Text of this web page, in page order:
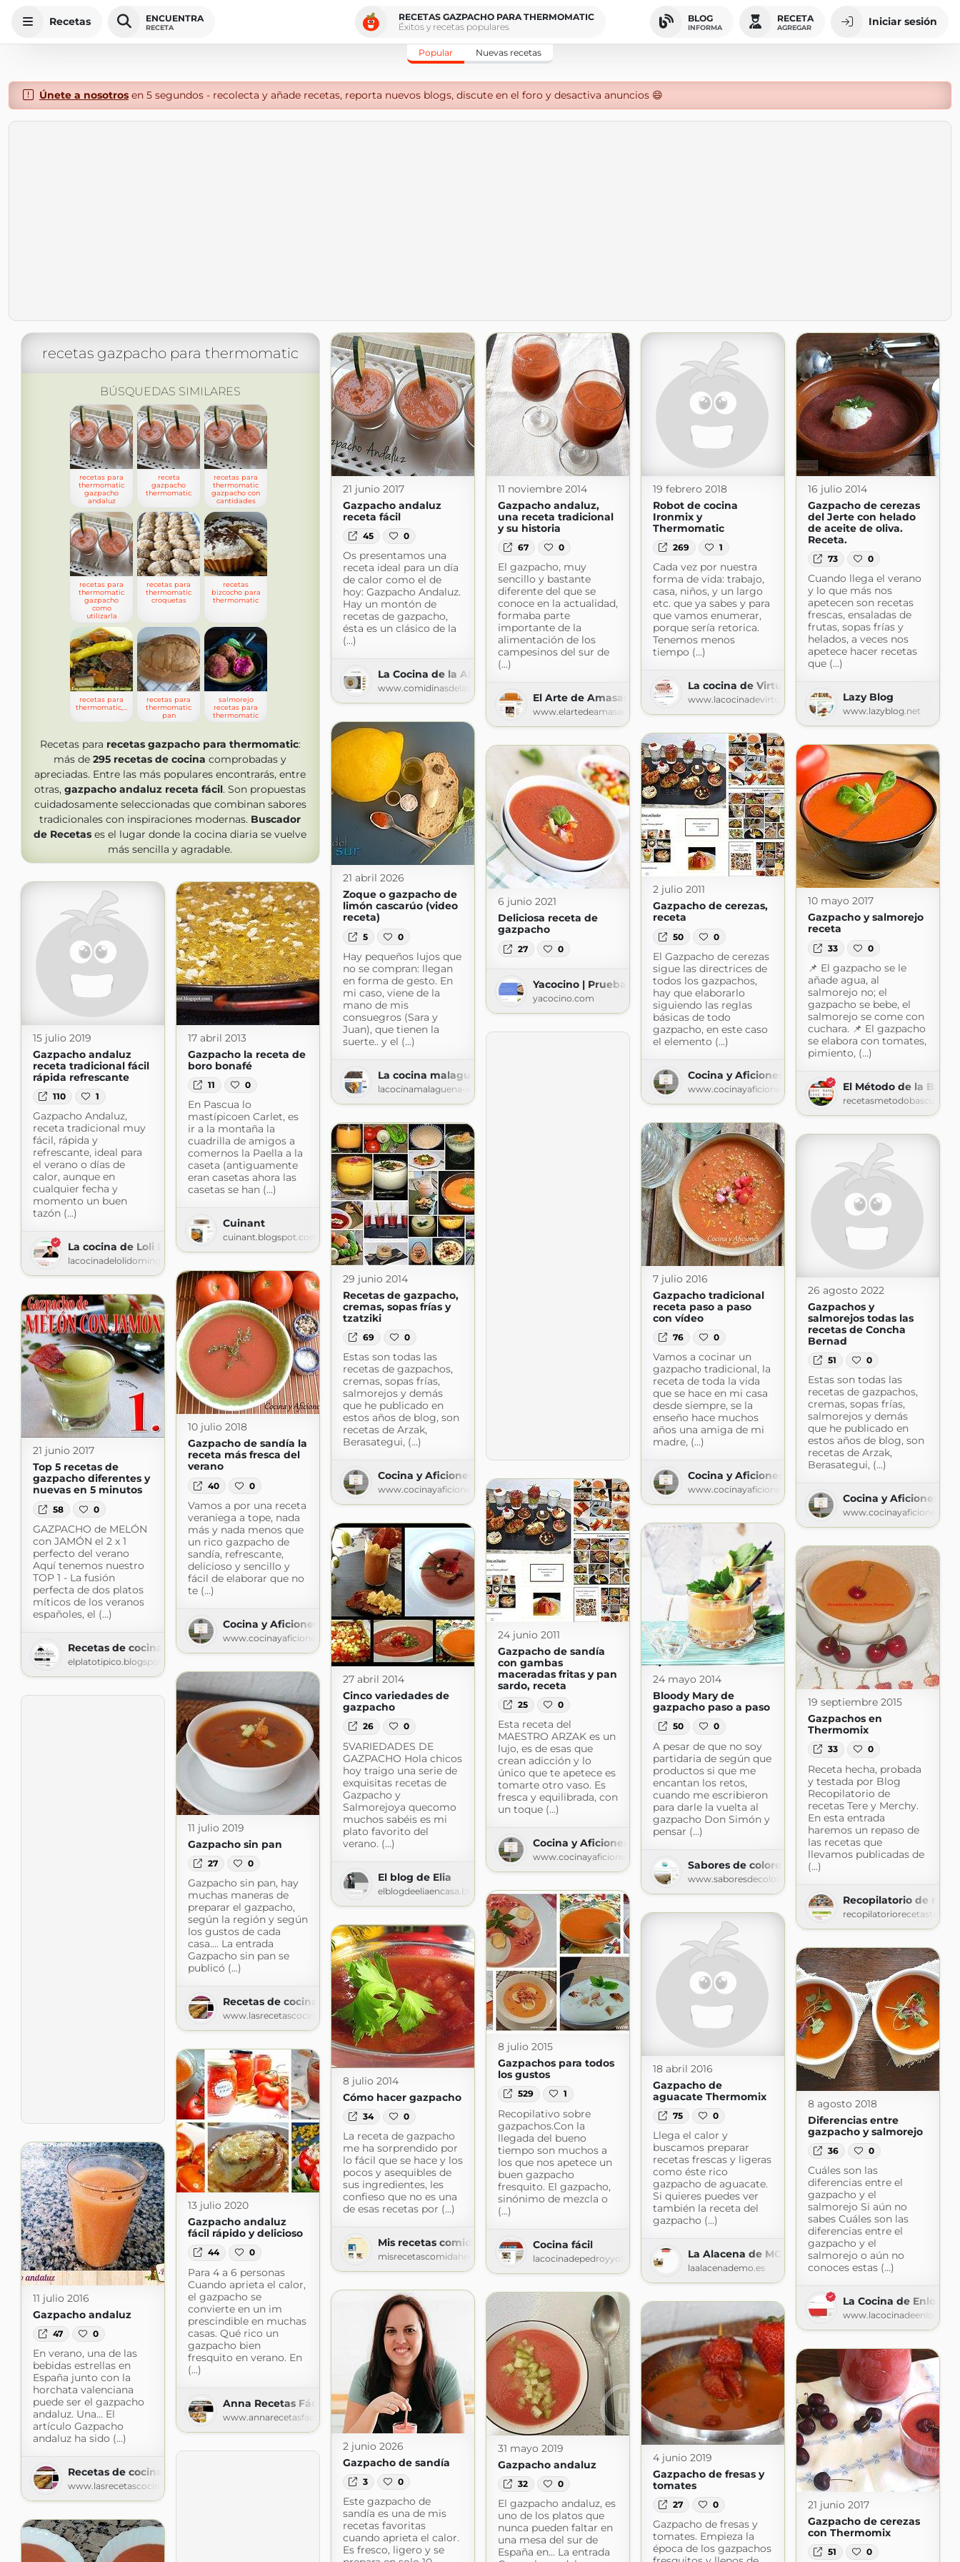
Recetas ENCUENTRA
RECETA
RECETAS GAZPACHO PARA THERMOMATIC
Éxitos y recetas populares
BLOG
INFORMA
RECETA
AGREGAR Iniciar sesión
Popular Nuevas recetas
Únete a nosotrosen 5 segundos - recolecta y añade recetas, reporta nuevos blogs, discute en el foro y desactiva anuncios 😄
recetas gazpacho para thermomatic
BÚSQUEDAS SIMILARES
recetas para
thermomatic
gazpacho
andaluz
receta
gazpacho
thermomatic
recetas para
thermomatic
gazpacho con
cantidades
recetas para
thermomatic
gazpacho
como
utilizarla
recetas para
thermomatic
croquetas
recetas
bizcocho para
thermomatic
recetas para
recetas para
thermomatic
pan
salmorejo
recetas para
thermomatic
Recetas para recetas gazpacho para thermomatic:
más de 295 recetas de cocina comprobadas y
apreciadas. Entre las más populares encontrarás, entre
otras, gazpacho andaluz receta fácil. Son propuestas
cuidadosamente seleccionadas que combinan sabores
tradicionales con inspiraciones modernas. Buscador
de Recetas es el lugar donde la cocina diaria se vuelve
más sencilla y agradable.
21 junio 2017
Gazpacho andaluz
receta fácil
45 0
Os presentamos una
receta ideal para un día
de calor como el de
hoy: Gazpacho Andaluz.
Hay un montón de
recetas de gazpacho,
ésta es un clásico de la
(...)
La Cocina de la Abuela
www.comidinasdelaabuela.com
11 noviembre 2014
Gazpacho andaluz,
una receta tradicional
y su historia
67 0
El gazpacho, muy
sencillo y bastante
diferente del que se
conoce en la actualidad,
formaba parte
importante de la
alimentación de los
campesinos del sur de
(...)
El Arte de Amasar Clases de Cocina Personalizadas
www.elartedeamasar.com
19 febrero 2018
Robot de cocina
Ironmix y
Thermomatic
269 1
Cada vez por nuestra
forma de vida: trabajo,
casa, niños, y un largo
etc. que ya sabes y para
que vamos enumerar,
porque sería retorica.
Tenemos menos
tiempo (...)
La cocina de Virtu
www.lacocinadevirtu.com
16 julio 2014
Gazpacho de cerezas
del Jerte con helado
de aceite de oliva.
Receta.
73 0
Cuando llega el verano
y lo que más nos
apetecen son recetas
frescas, ensaladas de
frutas, sopas frías y
helados, a veces nos
apetece hacer recetas
que (...)
Lazy Blog
www.lazyblog.net
21 abril 2026
Zoque o gazpacho de
limón cascarúo (video
receta)
5 0
Hay pequeños lujos que
no se compran: llegan
en forma de gesto. En
mi caso, viene de la
mano de mis
consuegros (Sara y
Juan), que tienen la
suerte.. y el (...)
La cocina malagueña-Alsurdelsur
lacocinamalaguena-alsurdelsur.blogspot.com
2 julio 2011
Gazpacho de cerezas,
receta
50 0
El Gazpacho de cerezas
sigue las directrices de
todos los gazpachos,
hay que elaborarlo
siguiendo las reglas
básicas de todo
gazpacho, en este caso
el elemento (...)
Cocina y Aficiones
www.cocinayaficiones.com
10 mayo 2017
Gazpacho y salmorejo
receta
33 0
📌 El gazpacho se le
añade agua, al
salmorejo no; el
gazpacho se bebe, el
salmorejo se come con
cuchara. 📌 El gazpacho
se elabora con tomates,
pimiento, (...)
El Método de la
6 junio 2021
Deliciosa receta de
gazpacho
27 0
Yacocino | Prueba nuestras recetas en un YA
yacocino.com
15 julio 2019
Gazpacho andaluz
receta tradicional fácil
rápida refrescante
110 1
Gazpacho Andaluz,
receta tradicional muy
fácil, rápida y
refrescante, ideal para
el verano o días de
calor, aunque en
cualquier fecha y
momento un buen
tazón (...)
La cocina de Loli Dominguez
lacocinadelolidominguez.es
17 abril 2013
Gazpacho la receta de
boro bonafé
11 0
En Pascua lo
mastípicoen Carlet, es
ir a la montaña la
cuadrilla de amigos a
comernos la Paella a la
caseta (antiguamente
eran casetas ahora las
casetas se han (...)
Cuinant
cuinant.blogspot.com
29 junio 2014
Recetas de gazpacho,
cremas, sopas frías y
tzatziki
69 0
Estas son todas las
recetas de gazpachos,
cremas, sopas frías,
salmorejos y demás
que he publicado en
estos años de blog, son
recetas de Arzak,
Berasategui, (...)
Cocina y Aficiones
www.cocinayaficiones.com
7 julio 2016
Gazpacho tradicional
receta paso a paso
con vídeo
76 0
Vamos a cocinar un
gazpacho tradicional, la
receta de toda la vida
que se hace en mi casa
desde siempre, se la
enseño hace muchos
años una amiga de mi
madre, (...)
Cocina y Aficiones
www.cocinayaficiones.com
26 agosto 2022
Gazpachos y
salmorejos todas las
recetas de Concha
Bernad
51 0
Estas son todas las
recetas de gazpachos,
cremas, sopas frías,
salmorejos y demás
que he publicado en
estos años de blog, son
recetas de Arzak,
Berasategui, (...)
Cocina y Aficiones
10 julio 2018
Gazpacho de sandía la
receta más fresca del
verano
40 0
Vamos a por una receta
veraniega a tope, nada
más y nada menos que
un rico gazpacho de
sandía, refrescante,
delicioso y sencillo y
fácil de elaborar que no
te (...)
Cocina y Aficiones
www.cocinayaficiones.com
21 junio 2017
Top 5 recetas de
gazpacho diferentes y
nuevas en 5 minutos
58 0
GAZPACHO de MELÓN
con JAMÓN el 2 x 1
perfecto del verano
Aquí tenemos nuestro
TOP 1 - La fusión
perfecta de dos platos
míticos de los veranos
españoles, el (...)
Recetas de cocina El Plato Típico
elplatotipico.blogspot.com
24 junio 2011
Gazpacho de sandía
con gambas
maceradas fritas y pan
sardo, receta
25 0
Esta receta del
MAESTRO ARZAK es un
lujo, es de esas que
crean adicción y lo
único que te apetece es
tomarte otro vaso. Es
fresca y equilibrada, con
un toque (...)
Cocina y Aficiones
www.cocinayaficiones.com
27 abril 2014
Cinco variedades de
gazpacho
26 0
5VARIEDADES DE
GAZPACHO Hola chicos
hoy traigo una serie de
exquisitas recetas de
Gazpacho y
Salmorejoya quecomo
muchos sabéis es mi
plato favorito del
verano. (...)
El blog de Elia
elblogdeeliaencasa.blogspot.com
24 mayo 2014
Bloody Mary de
gazpacho paso a paso
50 0
A pesar de que no soy
partidaria de según que
productos si que me
encantan los retos,
cuando me escribieron
para darle la vuelta al
gazpacho Don Simón y
pensar (...)
Sabores de colores
www.saboresdecolores.com
19 septiembre 2015
Gazpachos en
Thermomix
33 0
Receta hecha, probada
y testada por Blog
Recopilatorio de
recetas Tere y Merchy.
En esta entrada
haremos un repaso de
las recetas que
llevamos publicadas de
(...)
Recopilatorio de
11 julio 2019
Gazpacho sin pan
27 0
Gazpacho sin pan, hay
muchas maneras de
preparar el gazpacho,
según la región y según
los gustos de cada
casa.... La entrada
Gazpacho sin pan se
publicó (...)
Recetas de cocina
www.lasrecetascocina.com
8 julio 2015
Gazpachos para todos
los gustos
529 1
Recopilativo sobre
gazpachos.Con la
llegada del bueno
tiempo son muchos a
los que nos apetece un
buen gazpacho
fresquito. El gazpacho,
sinónimo de mezcla o
(...)
Cocina fácil
lacocinadepedroyyolanda.blogspot.com
18 abril 2016
Gazpacho de
aguacate Thermomix
75 0
Llega el calor y
buscamos preparar
recetas frescas y ligeras
como éste rico
gazpacho de aguacate.
Si quieres puedes ver
también la receta del
gazpacho (...)
La Alacena de MO
laalacenademo.es
8 julio 2014
Cómo hacer gazpacho
34 0
La receta de gazpacho
me ha sorprendido por
lo fácil que se hace y los
pocos y asequibles de
sus ingredientes, les
confieso que no es una
de esas recetas por (...)
Mis recetas comida hecha en casa
misrecetascomidahechaencasa.blogspot.com
8 agosto 2018
Diferencias entre
gazpacho y salmorejo
36 0
Cuáles son las
diferencias entre el
gazpacho y el
salmorejo Si aún no
sabes Cuáles son las
diferencias entre el
gazpacho y el
salmorejo o aún no
conoces estas (...)
La Cocina de Enloqui
13 julio 2020
Gazpacho andaluz
fácil rápido y delicioso
44 0
Para 4 a 6 personas
Cuando aprieta el calor,
el gazpacho se
convierte en un im
prescindible en muchas
casas. Qué rico un
gazpacho bien
fresquito en verano. En
(...)
Anna Recetas Fáciles
www.annarecetasfaciles.com
11 julio 2016
Gazpacho andaluz
47 0
En verano, una de las
bebidas estrellas en
España junto con la
horchata valenciana
puede ser el gazpacho
andaluz. Una... El
artículo Gazpacho
andaluz ha sido (...)
Recetas de cocina
www.lasrecetascocina.com
2 junio 2026
Gazpacho de sandía
3 0
Este gazpacho de
sandía es una de mis
recetas favoritas
cuando aprieta el calor.
Es fresco, ligero y se
31 mayo 2019
Gazpacho andaluz
32 0
El gazpacho andaluz, es
uno de los platos que
nunca pueden faltar en
una mesa del sur de
España en... La entrada
4 junio 2019
Gazpacho de fresas y
tomates
27 0
Gazpacho de fresas y
tomates. Empieza la
época de los gazpachos
21 junio 2017
Gazpacho de cerezas
con Thermomix
51 0